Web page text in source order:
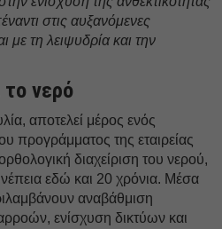
στις αυξανόμενες
με τη λειψυδρία και την
το νερό
αποτελεί μέρος ενός
προγράμματος της εταιρείας
διαχείριση του νερού,
εδώ και 20 χρόνια. Μέσα
αναβάθμιση
ενίσχυση δικτύων και